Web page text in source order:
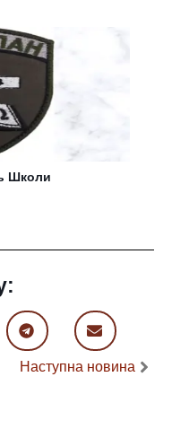
Школи
Наступна новина